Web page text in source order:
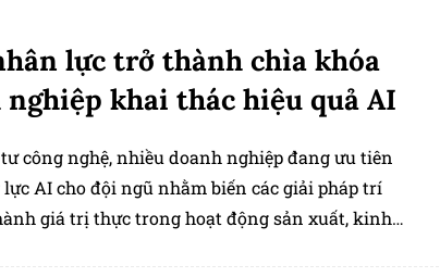
lực trở thành chìa khóa
nghiệp khai thác hiệu quả AI
công nghệ, nhiều doanh nghiệp đang ưu tiên
AI cho đội ngũ nhằm biến các giải pháp trí
giá trị thực trong hoạt động sản xuất, kinh